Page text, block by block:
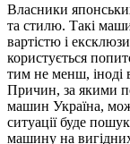
Власники
та стилю. Такі
вартістю і
користується
тим не менш, іноді
Причин, за якими
машин Україна,
ситуації буде
машину на